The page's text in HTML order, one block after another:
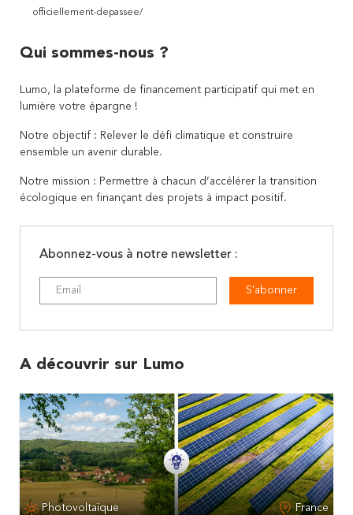
officiellement-depassee/
Qui sommes-nous ?
Lumo, la plateforme de financement participatif qui met en
lumière votre épargne !
Notre objectif : Relever le défi climatique et construire
ensemble un avenir durable.
Notre mission : Permettre à chacun d’accélérer la transition
écologique en finançant des projets à impact positif.
Abonnez-vous à notre newsletter :
S'abonner
A découvrir sur Lumo
Photovoltaïque France